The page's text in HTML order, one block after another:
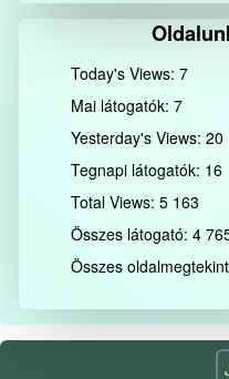
Today's Views:7
Mai látogatók:7
Yesterday's Views:20
Tegnapi látogatók: 16
Total Views:5 163
Összes látogató:4
Összes